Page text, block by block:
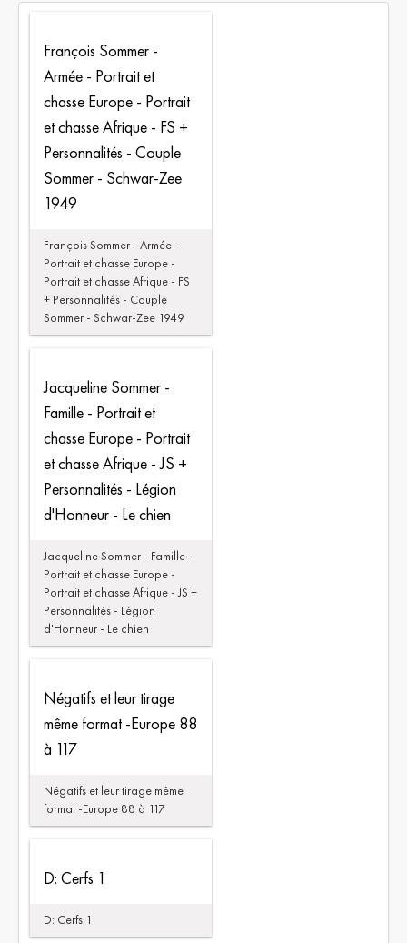
François Sommer -
Armée - Portrait et
chasse Europe - Portrait
et chasse Afrique - FS +
Personnalités - Couple
Sommer - Schwar-Zee
1949
François Sommer - Armée -
Portrait et chasse Europe -
Portrait et chasse Afrique - FS
+ Personnalités - Couple
Sommer - Schwar-Zee 1949
Jacqueline Sommer -
Famille - Portrait et
chasse Europe - Portrait
et chasse Afrique - JS +
Personnalités - Légion
d'Honneur - Le chien
Jacqueline Sommer - Famille -
Portrait et chasse Europe -
Portrait et chasse Afrique - JS +
Personnalités - Légion
d'Honneur - Le chien
Négatifs et leur tirage
même format -Europe 88
à 117
Négatifs et leur tirage même
format -Europe 88 à 117
D: Cerfs 1
D: Cerfs 1